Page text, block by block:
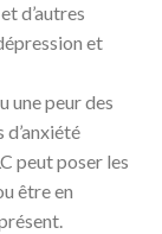
d’autres
et
une peur des
peut poser les
être en